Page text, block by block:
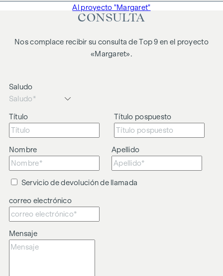
Al proyecto "Margaret"
CONSULTA
Nos complace recibir su consulta de Top 9 en el proyecto
«Margaret».
Saludo
Título Título pospuesto
Nombre Apellido
Servicio de devolución de llamada
correo electrónico
Mensaje